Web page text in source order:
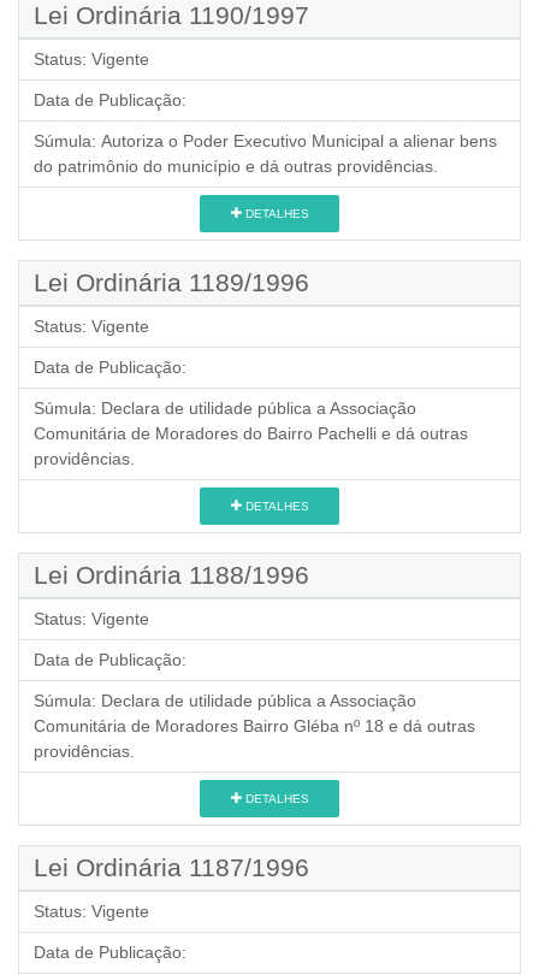
Lei Ordinária 1190/1997
Status: Vigente
Data de Publicação:
Súmula: Autoriza o Poder Executivo Municipal a alienar bens
do patrimônio do município e dá outras providências.
DETALHES
Lei Ordinária 1189/1996
Status: Vigente
Data de Publicação:
Súmula: Declara de utilidade pública a Associação
Comunitária de Moradores do Bairro Pachelli e dá outras
providências.
DETALHES
Lei Ordinária 1188/1996
Status: Vigente
Data de Publicação:
Súmula: Declara de utilidade pública a Associação
Comunitária de Moradores Bairro Gléba nº 18 e dá outras
providências.
DETALHES
Lei Ordinária 1187/1996
Status: Vigente
Data de Publicação: